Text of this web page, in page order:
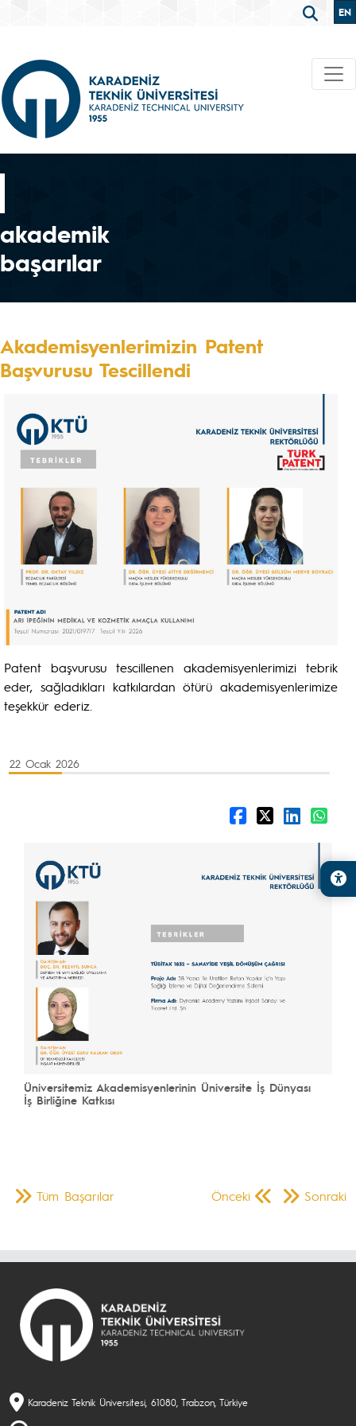
EN
akademik
başarılar
Akademisyenlerimizin Patent
Başvurusu Tescillendi
Patent başvurusu tescillenen akademisyenlerimizi tebrik
eder, sağladıkları katkılardan ötürü akademisyenlerimize
teşekkür ederiz.
22 Ocak 2026
Üniversitemiz Akademisyenlerinin Üniversite İş Dünyası
İş Birliğine Katkısı
Önceki Sonraki
Tüm Başarılar
Karadeniz Teknik Üniversitesi, 61080, Trabzon, Türkiye